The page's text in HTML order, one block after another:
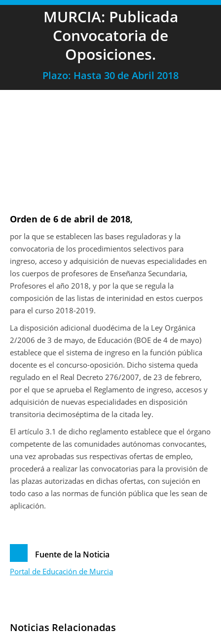
MURCIA: Publicada
Convocatoria de
Oposiciones.
Plazo: Hasta 30 de Abril 2018
Orden de 6 de abril de 2018,
por la que se establecen las bases reguladoras y la
convocatoria de los procedimientos selectivos para
ingreso, acceso y adquisición de nuevas especialidades en
los cuerpos de profesores de Enseñanza Secundaria,
Profesores el año 2018, y por la que se regula la
composición de las listas de interinidad en estos cuerpos
para el curso 2018-2019.
La disposición adicional duodécima de la Ley Orgánica
2/2006 de 3 de mayo, de Educación (BOE de 4 de mayo)
establece que el sistema de ingreso en la función pública
docente es el concurso-oposición. Dicho sistema queda
regulado en el Real Decreto 276/2007, de 23 de febrero,
por el que se aprueba el Reglamento de ingreso, accesos y
adquisición de nuevas especialidades en disposición
transitoria decimoséptima de la citada ley.
El artículo 3.1 de dicho reglamento establece que el órgano
competente de las comunidades autónomas convocantes,
una vez aprobadas sus respectivas ofertas de empleo,
procederá a realizar las convocatorias para la provisión de
las plazas autorizadas en dichas ofertas, con sujeción en
todo caso a las normas de función pública que les sean de
aplicación.
Fuente de la Noticia
Portal de Educación de Murcia
Noticias Relacionadas